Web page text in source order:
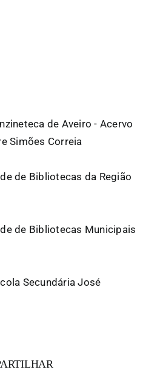
de Aveiro - Acervo
Simões Correia
de Bibliotecas da Região
de Bibliotecas Municipais
Secundária José